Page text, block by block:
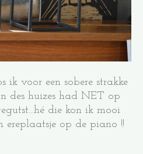
ik voor een sobere strakke
des huizes had NET op
die kon ik mooi
ereplaatsje op de piano !!